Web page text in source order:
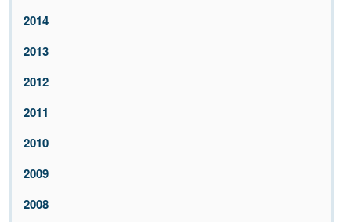
2014
2013
2012
2011
2010
2009
2008